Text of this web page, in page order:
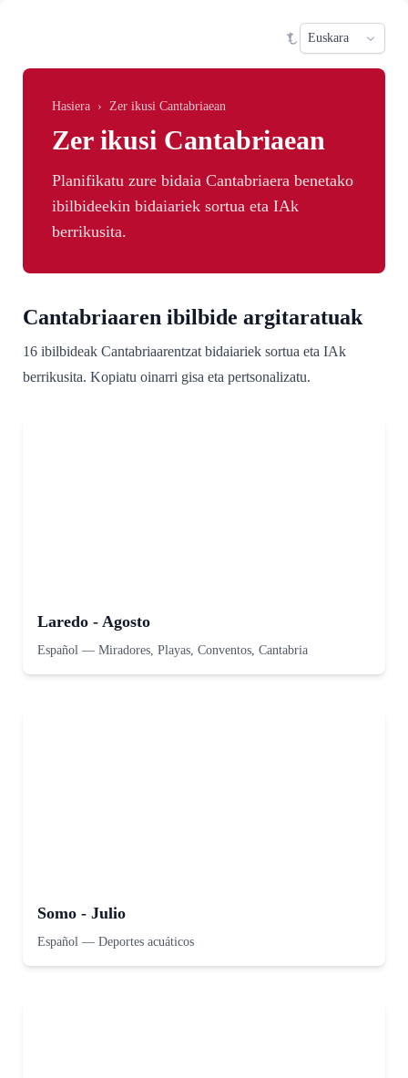
Hasiera › Zer ikusi Cantabriaean
Zer ikusi Cantabriaean
Planifikatu zure bidaia Cantabriaera benetako
ibilbideekin bidaiariek sortua eta IAk
berrikusita.
Cantabriaaren ibilbide argitaratuak
16 ibilbideak Cantabriaarentzat bidaiariek sortua eta IAk
berrikusita. Kopiatu oinarri gisa eta pertsonalizatu.
Laredo - Agosto
Español — Miradores, Playas, Conventos, Cantabria
Somo - Julio
Español — Deportes acuáticos